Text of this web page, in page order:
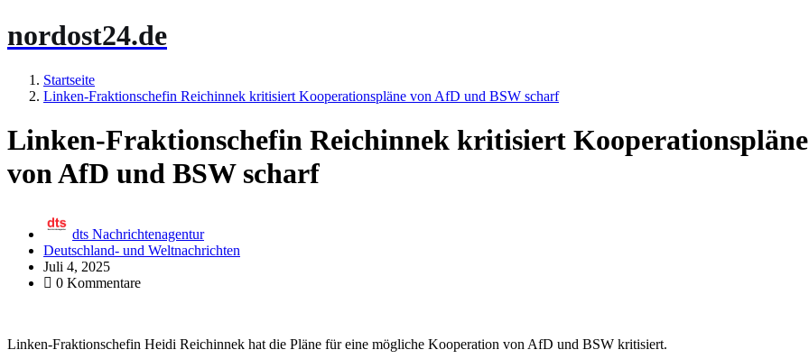
nordost24.de
Startseite
Linken-Fraktionschefin Reichinnek kritisiert Kooperationspläne von AfD und BSW scharf
Linken-Fraktionschefin Reichinnek kritisiert Kooperationspläne
von AfD und BSW scharf
dts Nachrichtenagentur
Deutschland- und Weltnachrichten
Juli 4, 2025
0 Kommentare
Linken-Fraktionschefin Heidi Reichinnek hat die Pläne für eine mögliche Kooperation von AfD und BSW kritisiert.